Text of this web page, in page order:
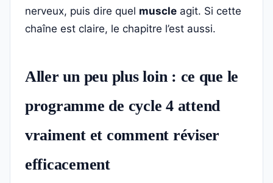
nerveux, puis dire quel muscle agit. Si cette
chaîne est claire, le chapitre l’est aussi.
Aller un peu plus loin : ce que le
programme de cycle 4 attend
vraiment et comment réviser
efficacement